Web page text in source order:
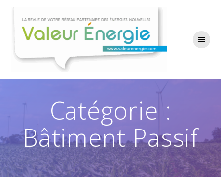
contenu
Catégorie :
Bâtiment Passif